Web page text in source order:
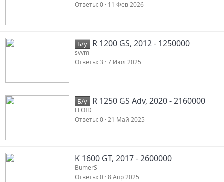
Ответы 0 11 Фев 2026
Б/у R 1200 GS, 2012 - 1250000
svvm
Ответы 3 7 Июл 2025
Б/у R 1250 GS Adv, 2020 - 2160000
LLOID
Ответы 0 21 Май 2025
K 1600 GT, 2017 - 2600000
BumerS
Ответы 0 8 Апр 2025